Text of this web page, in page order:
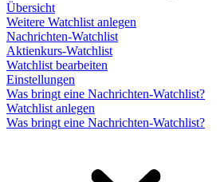
Übersicht
Weitere Watchlist anlegen
Nachrichten-Watchlist
Aktienkurs-Watchlist
Watchlist bearbeiten
Einstellungen
Was bringt eine Nachrichten-Watchlist?
Watchlist anlegen
Was bringt eine Nachrichten-Watchlist?